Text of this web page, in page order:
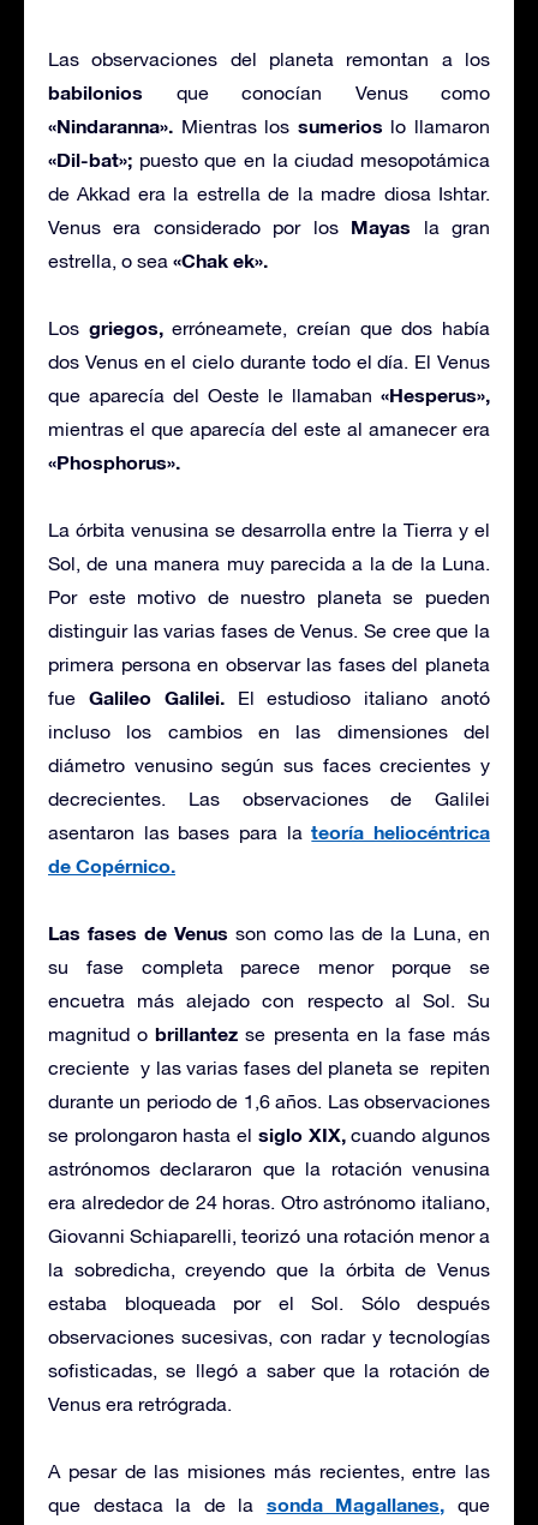
Las observaciones del planeta remontan a los
babilonios que conocían Venus como
«Nindaranna». Mientras los sumerios lo llamaron
«Dil-bat»; puesto que en la ciudad mesopotámica
de Akkad era la estrella de la madre diosa Ishtar.
Venus era considerado por los Mayas la gran
estrella, o sea «Chak ek».
Los griegos,erróneamete, creían que dos había
dos Venus en el cielo durante todo el día. El Venus
que aparecía del Oeste le llamaban «Hesperus»,
mientras el que aparecía del este al amanecer era
«Phosphorus».
La órbita venusina se desarrolla entre la Tierra y el
Sol, de una manera muy parecida a la de la Luna.
Por este motivo de nuestro planeta se pueden
distinguir las varias fases de Venus. Se cree que la
primera persona en observar las fases del planeta
fue Galileo Galilei.El estudioso italiano anotó
incluso los cambios en las dimensiones del
diámetro venusino según sus faces crecientes y
decrecientes. Las observaciones de Galilei
asentaron las bases para lateoría heliocéntrica
de Copérnico.
Las fases de Venus son como las de la Luna, en
su fase completa parece menor porque se
encuetra más alejado con respecto al Sol. Su
magnitud obrillantez se presenta en la fase más
creciente y las varias fases del planeta se repiten
durante un periodo de 1,6 años. Las observaciones
se prolongaron hasta el siglo XIX,cuando algunos
astrónomos declararon que la rotación venusina
era alrededor de 24 horas. Otro astrónomo italiano,
Giovanni Schiaparelli, teorizó una rotación menor a
la sobredicha, creyendo que la órbita de Venus
estaba bloqueada por el Sol. Sólo después
observaciones sucesivas, con radar y tecnologías
sofisticadas, se llegó a saber que la rotación de
Venus era retrógrada.
A pesar de las misiones más recientes, entre las
que destaca la de la sonda Magallanes, que